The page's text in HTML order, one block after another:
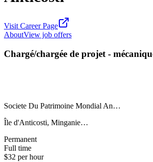
Visit Career Page
AboutView job offers
Chargé/chargée de projet -
Societe Du Patrimoine Mondial An…
Île d'Anticosti, Minganie…
Permanent
Full time
$32 per hour